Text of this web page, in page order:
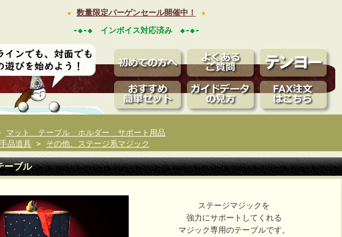
★ 数量限定バーゲンセール開催中！
★
-◆-◆ インボイス対応済み ◆-◆-
マット テーブル ホルダー サポート用品
品道具 > その他、ステージ系マジック
ーブル
ステージマジックを
強力にサポートしてくれる
マジック専用のテーブルです。